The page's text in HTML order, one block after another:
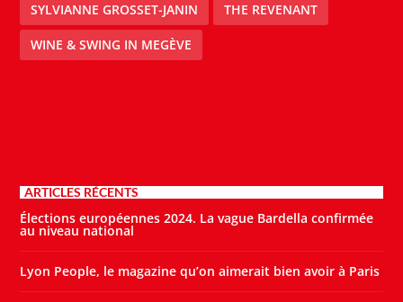
SYLVIANNE GROSSET-JANIN THE REVENANT
WINE & SWING IN MEGÈVE
ARTICLES RÉCENTS
Élections européennes 2024. La vague Bardella confirmée
au niveau national
Lyon People, le magazine qu’on aimerait bien avoir à Paris